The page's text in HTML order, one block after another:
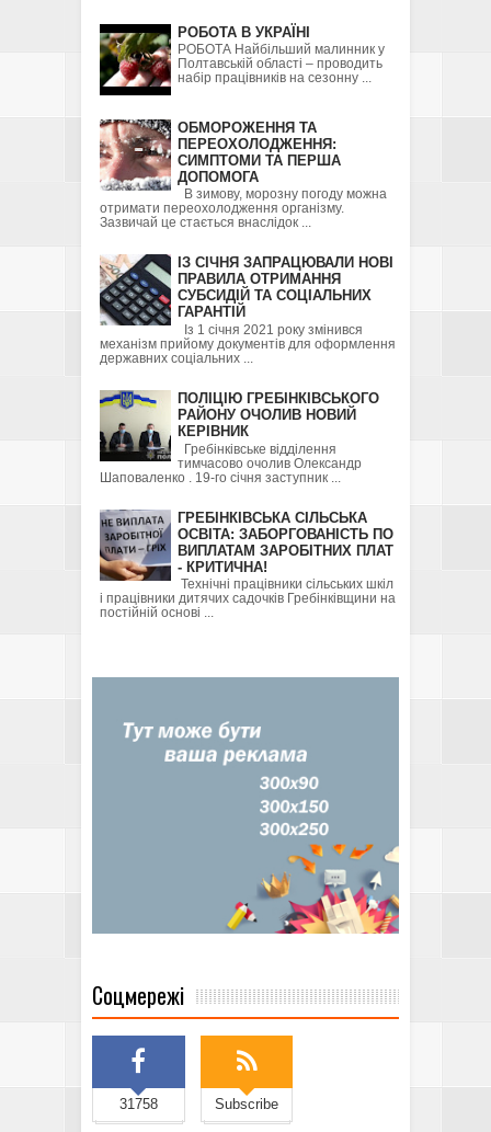
РОБОТА В УКРАЇНІ
РОБОТА Найбільший малинник у
Полтавській області – проводить
набір працівників на сезонну ...
ОБМОРОЖЕННЯ ТА
ПЕРЕОХОЛОДЖЕННЯ:
СИМПТОМИ ТА ПЕРША
ДОПОМОГА
В зимову, морозну погоду можна
отримати переохолодження організму.
Зазвичай це стається внаслідок ...
ІЗ СІЧНЯ ЗАПРАЦЮВАЛИ НОВІ
ПРАВИЛА ОТРИМАННЯ
СУБСИДІЙ ТА СОЦІАЛЬНИХ
ГАРАНТІЙ
Із 1 січня 2021 року змінився
механізм прийому документів для оформлення
державних соціальних ...
ПОЛІЦІЮ ГРЕБІНКІВСЬКОГО
РАЙОНУ ОЧОЛИВ НОВИЙ
КЕРІВНИК
Гребінківське відділення
тимчасово очолив Олександр
Шаповаленко . 19-го січня заступник ...
ГРЕБІНКІВСЬКА СІЛЬСЬКА
ОСВІТА: ЗАБОРГОВАНІСТЬ ПО
ВИПЛАТАМ ЗАРОБІТНИХ ПЛАТ
- КРИТИЧНА!
Технічні працівники сільських шкіл
і працівники дитячих садочків Гребінківщини на
постійній основі ...
Соцмережі
31758 Subscribe